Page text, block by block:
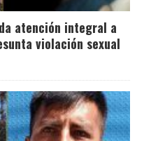
atención integral a
violación sexual